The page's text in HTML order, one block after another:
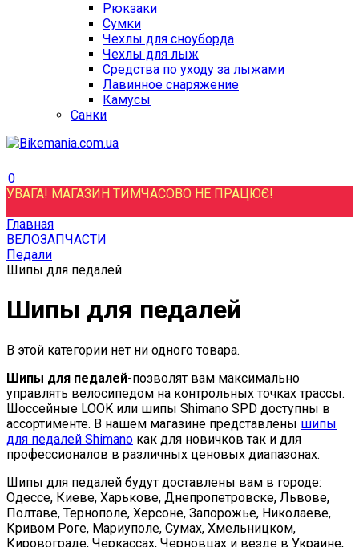
Рюкзаки
Сумки
Чехлы для сноуборда
Чехлы для лыж
Средства по уходу за лыжами
Лавинное снаряжение
Камусы
Санки
0
УВАГА! МАГАЗИН ТИМЧАСОВО НЕ ПРАЦЮЄ!
Главная
ВЕЛОЗАПЧАСТИ
Педали
Шипы для педалей
Шипы для педалей
В этой категории нет ни одного товара.
Шипы для педалей-позволят вам максимально
управлять велосипедом на контрольных точках трассы.
Шоссейные LOOK или шипы Shimano SPD доступны в
ассортименте. В нашем магазине представлены шипы
для педалей Shimano как для новичков так и для
профессионалов в различных ценовых диапазонах.
Шипы для педалей будут доставлены вам в городе:
Одессе, Киеве, Харькове, Днепропетровске, Львове,
Полтаве, Тернополе, Херсоне, Запорожье, Николаеве,
Кривом Роге, Мариуполе, Сумах, Хмельницком,
Кировограде, Черкассах, Черновцах и везде в Украине,